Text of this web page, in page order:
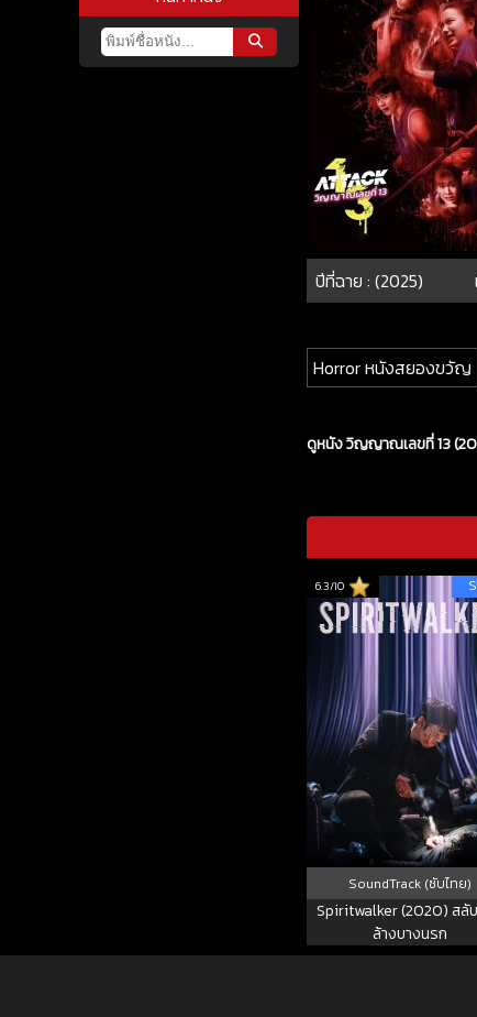
ปีที่ฉาย : (2025)
Horror หนังสยองขวัญ
ดูหนัง วิญญาณเลขที่ 13
6.3/10
SoundTrack (ซับไทย)
Spiritwalker (2020) สลั
ล้างบางนรก